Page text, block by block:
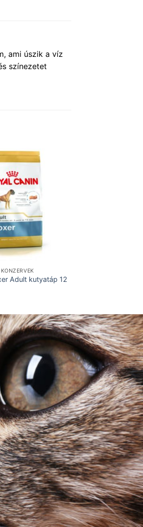
ami úszik a víz
színezetet
Adult kutyatáp 12